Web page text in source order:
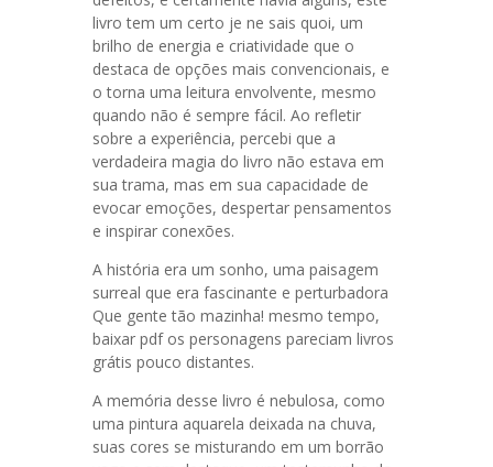
livro tem um certo je ne sais quoi, um
brilho de energia e criatividade que o
destaca de opções mais convencionais, e
o torna uma leitura envolvente, mesmo
quando não é sempre fácil. Ao refletir
sobre a experiência, percebi que a
verdadeira magia do livro não estava em
sua trama, mas em sua capacidade de
evocar emoções, despertar pensamentos
e inspirar conexões.
A história era um sonho, uma paisagem
surreal que era fascinante e perturbadora
Que gente tão mazinha! mesmo tempo,
baixar pdf os personagens pareciam livros
grátis pouco distantes.
A memória desse livro é nebulosa, como
uma pintura aquarela deixada na chuva,
suas cores se misturando em um borrão